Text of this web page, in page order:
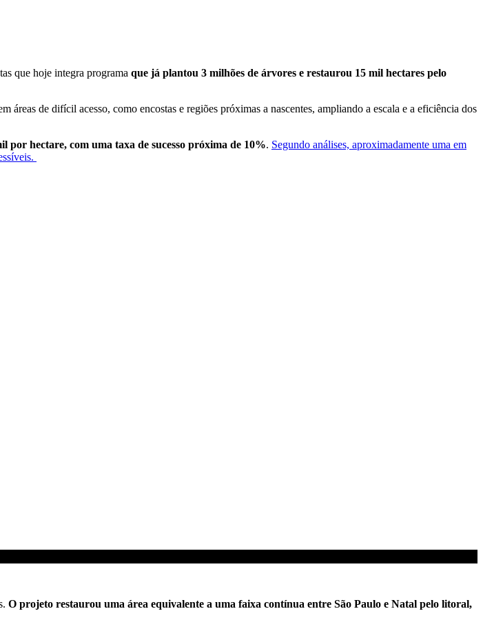
que hoje integra programa que já plantou 3 milhões de árvores e restaurou 15 mil hectares pelo
de difícil acesso, como encostas e regiões próximas a nascentes, ampliando a escala e a eficiência dos
por hectare, com uma taxa de sucesso próxima de 10%. Segundo análises, aproximadamente uma em
O projeto restaurou uma área equivalente a uma faixa contínua entre São Paulo e Natal pelo litoral,